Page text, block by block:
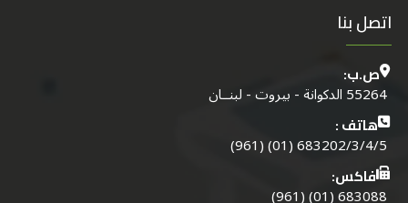
اتصل بنا
ص.ب:
55264 الدكوانة - بيروت - لبنــان
هاتف :
683202/3/4/5 (01) (961)
فاكس:
683088 (01) (961)